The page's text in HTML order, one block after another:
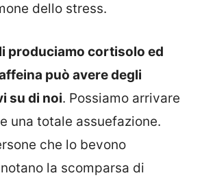
dello stress.
produciamo cortisolo ed
può avere degli
su di noi. Possiamo arrivare
una totale assuefazione.
che lo bevono
la scomparsa di